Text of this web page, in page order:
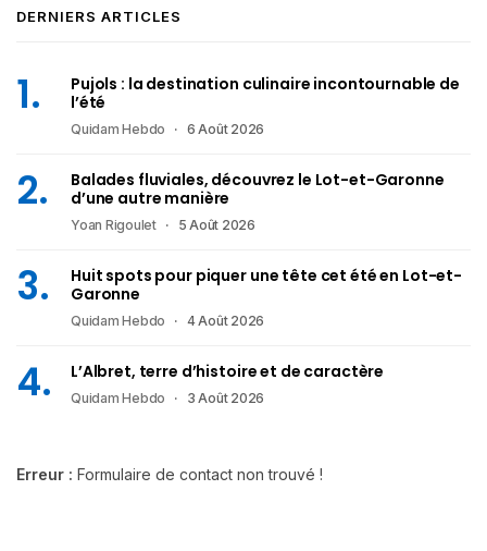
DERNIERS ARTICLES
Pujols : la destination culinaire incontournable de
l’été
Quidam Hebdo 6 Août 2026
Balades fluviales, découvrez le Lot-et-Garonne
d’une autre manière
Yoan Rigoulet 5 Août 2026
Huit spots pour piquer une tête cet été en Lot-et-
Garonne
Quidam Hebdo 4 Août 2026
L’Albret, terre d’histoire et de caractère
Quidam Hebdo 3 Août 2026
Erreur : Formulaire de contact non trouvé !